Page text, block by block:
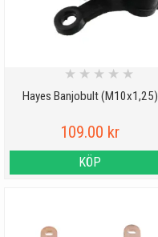
Hayes Banjobult (M10x1,25)
★ ★ ★ ★ ★
109.00 kr
KÖP